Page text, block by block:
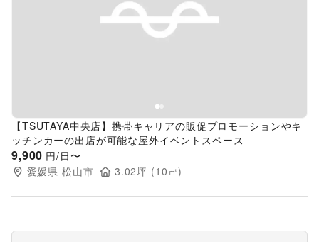
Previous slide
【TSUTAYA中央店】携帯キャリアの販促プロモーションやキ
ッチンカーの出店が可能な屋外イベントスペース
9,900 円/日〜
愛媛県 松山市 3.02坪 (10 ㎡)